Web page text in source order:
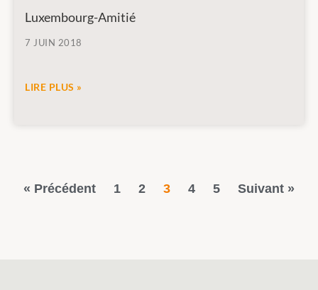
Luxembourg-Amitié
7 JUIN 2018
LIRE PLUS »
« Précédent 1 2 3 4 5 Suivant »